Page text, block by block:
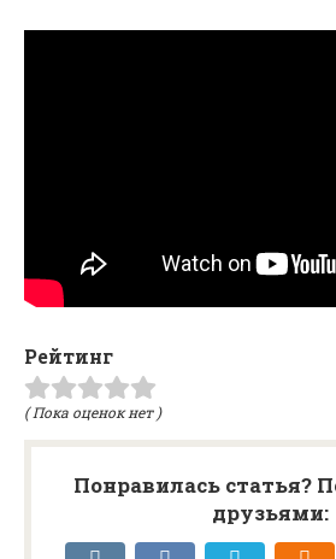
Рейтинг
( Пока оценок нет )
Понравилась статья?
друзьями: